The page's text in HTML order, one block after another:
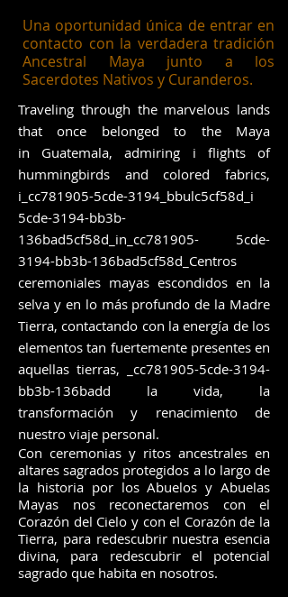
Una oportunidad única de entrar en
contacto con la verdadera tradición
Ancestral Maya junto a los
Sacerdotes Nativos y Curanderos.
Traveling through the marvelous lands
that once belonged to the Maya
in Guatemala, admiring i flights of
hummingbirds and colored fabrics,
i_cc781905-5cde-3194_bbulc5cf58d_i
5cde-3194-bb3b-
136bad5cf58d_in_cc781905- 5cde-
3194-bb3b-136bad5cf58d_Centros
ceremoniales mayas escondidos en la
selva y en lo más profundo de la Madre
Tierra, contactando con la energía de los
elementos tan fuertemente presentes en
aquellas tierras, _cc781905-5cde-3194-
bb3b-136badd la vida, la
transformación y renacimiento de
nuestro viaje personal.
Con ceremonias y ritos ancestrales en
altares sagrados protegidos a lo largo de
la historia por los Abuelos y Abuelas
Mayas nos reconectaremos con el
Corazón del Cielo y con el Corazón de la
Tierra, para redescubrir nuestra esencia
divina, para redescubrir el potencial
sagrado que habita en nosotros.